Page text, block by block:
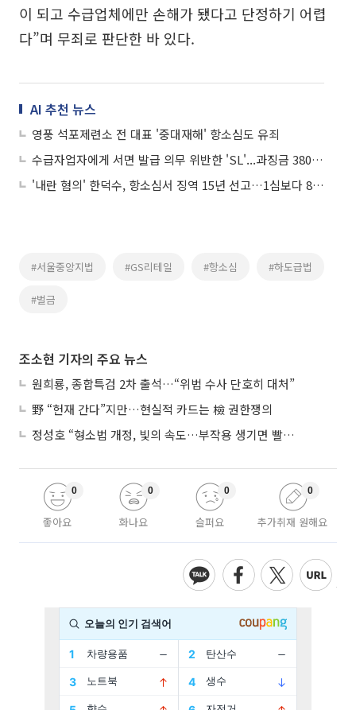
이 되고 수급업체에만 손해가 됐다고 단정하기 어렵
다”며 무죄로 판단한 바 있다.
AI 추천 뉴스
영풍 석포제련소 전 대표 '중대재해' 항소심도 유죄
수급자업자에게 서면 발급 의무 위반한 'SL'...과징금 3800만원
'내란 혐의' 한덕수, 항소심서 징역 15년 선고…1심보다 8년 감형
#서울중앙지법 #GS리테일 #항소심 #하도급법
#벌금
조소현 기자의 주요 뉴스
원희룡, 종합특검 2차 출석…“위법 수사 단호히 대처”
野 “헌재 간다”지만…현실적 카드는 檢 권한쟁의
정성호 “형소법 개정, 빛의 속도…부작용 생기면 빨리 고쳐야”
좋아요
0
화나요
0
슬퍼요
0
추가취재 원해요
0